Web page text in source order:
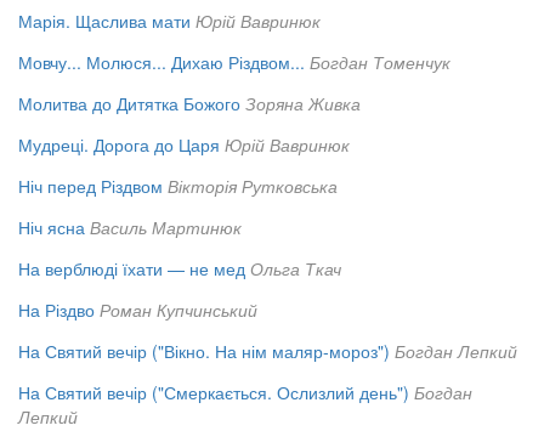
Марія. Щаслива мати Юрій Вавринюк
Мовчу... Молюся... Дихаю Різдвом... Богдан Томенчук
Молитва до Дитятка Божого Зоряна Живка
Мудреці. Дорога до Царя Юрій Вавринюк
Ніч перед Різдвом Вікторія Рутковська
Ніч ясна Василь Мартинюк
На верблюді їхати — не мед Ольга Ткач
На Різдво Роман Купчинський
На Святий вечір ("Вікно. На нім маляр-мороз") Богдан Лепкий
На Святий вечір ("Смеркається. Ослизлий день") Богдан
Лепкий